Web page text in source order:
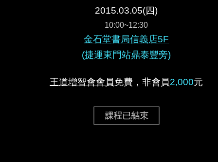
2015.03.05(四)
10:00~12:30
金石堂書局信義店5F
(捷運東門站鼎泰豐旁)
王道增智會會員免費，非會員2,000元